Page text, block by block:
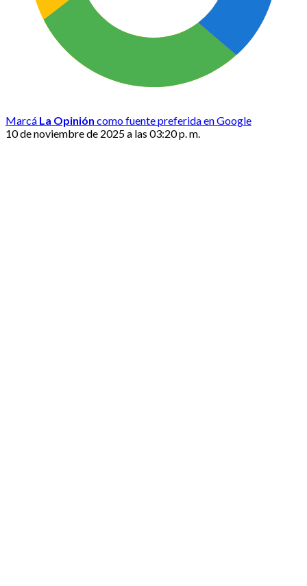
Marcá La Opinión como fuente preferida en Google
10 de noviembre de 2025 a las 03:20 p. m.